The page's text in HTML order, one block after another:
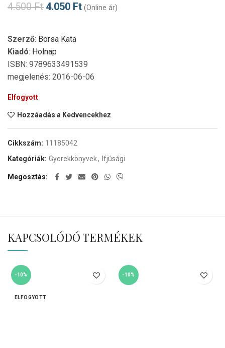
4.500Ft 4.050 Ft (Online ár)
Szerző: Borsa Kata
Kiadó: Holnap
ISBN: 9789633491539
megjelenés: 2016-06-06
Elfogyott
Hozzáadás a Kedvencekhez
Cikkszám: 11185042
Kategóriák: Gyerekkönyvek, Ifjúsági
Megosztás
KAPCSOLÓDÓ TERMÉKEK
-10%
ELFOGYOTT
-10%